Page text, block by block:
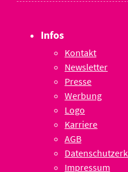
Infos
Kontakt
Newsletter
Presse
Werbung
Logo
Karriere
AGB
Impressum